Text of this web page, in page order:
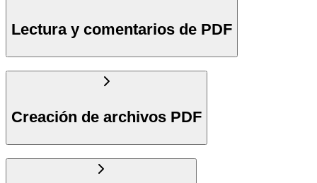
Lectura y comentarios de PDF
Creación de archivos PDF